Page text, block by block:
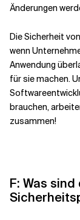
Änderungen
Die Sicherheit
wenn
Anwendung
für sie machen.
brauchen,
zusammen!
F: Was